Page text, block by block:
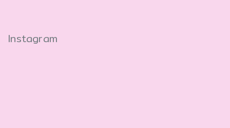
Instagram